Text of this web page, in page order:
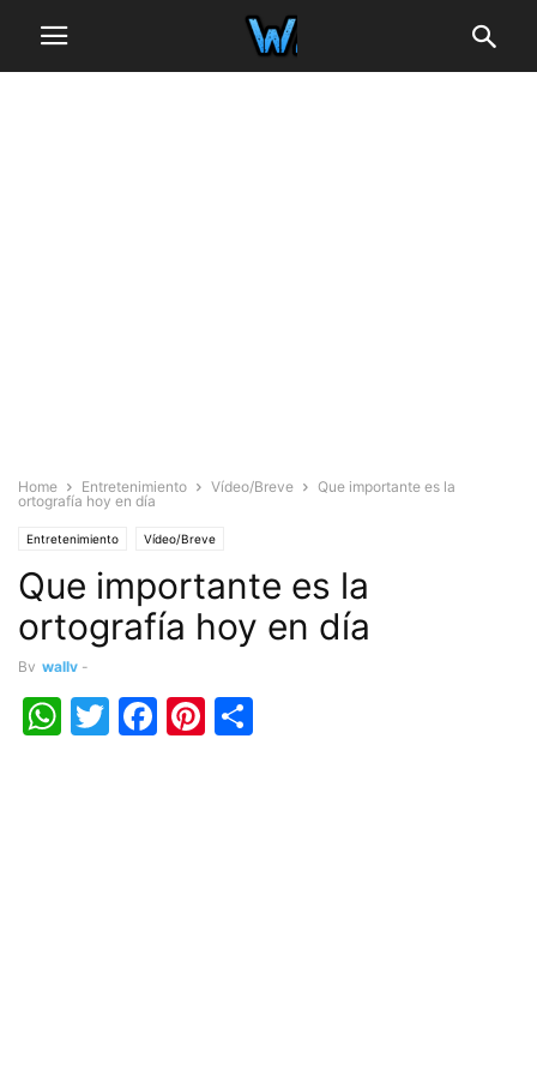
Home Entretenimiento Vídeo/Breve
Que importante es la
ortografía hoy en día
Entretenimiento Vídeo/Breve
Que importante es la
ortografía hoy en día
By wally -
WhatsApp
Twitter
Facebook
Pinterest